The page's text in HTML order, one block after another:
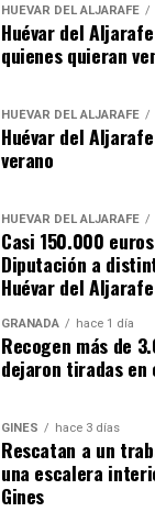
HUÉVAR DEL ALJARAFE
Huévar del
quienes quieran
HUÉVAR DEL ALJARAFE
Huévar del
verano
HUÉVAR DEL ALJARAFE
Casi 150.000
Diputación a
Huévar del Aljarafe
GRANADA hace 1 día
Recogen más de
dejaron tiradas en
GINES hace 3 días
Rescatan a un
una escalera
Gines